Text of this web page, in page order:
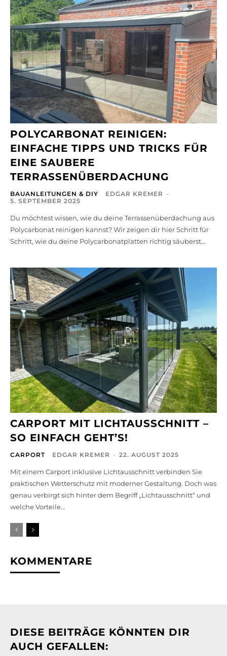
POLYCARBONAT REINIGEN:
EINFACHE TIPPS UND TRICKS FÜR
EINE SAUBERE
TERRASSENÜBERDACHUNG
BAUANLEITUNGEN & DIY EDGAR KREMER -
5. SEPTEMBER 2025
Du möchtest wissen, wie du deine Terrassenüberdachung aus
Polycarbonat reinigen kannst? Wir zeigen dir hier Schritt für
Schritt, wie du deine Polycarbonatplatten richtig säuberst...
CARPORT MIT LICHTAUSSCHNITT –
SO EINFACH GEHT’S!
CARPORT EDGAR KREMER - 22. AUGUST 2025
Mit einem Carport inklusive Lichtausschnitt verbinden Sie
praktischen Wetterschutz mit moderner Gestaltung. Doch was
genau verbirgt sich hinter dem Begriff „Lichtausschnitt“ und
welche Vorteile...
KOMMENTARE
DIESE BEITRÄGE KÖNNTEN DIR
AUCH GEFALLEN: